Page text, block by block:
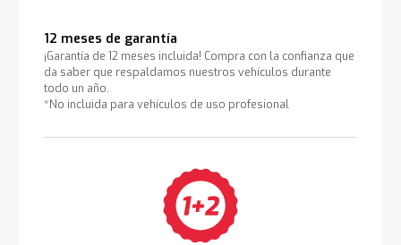
12 meses de garantía
¡Garantía de 12 meses incluida! Compra con la confianza que
da saber que respaldamos nuestros vehículos durante
todo un año.
*No incluida para vehículos de uso profesional